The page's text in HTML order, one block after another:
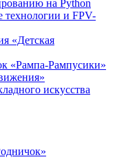
на Python
и FPV-
«Детская
«Рампа-Рампусики»
искусства